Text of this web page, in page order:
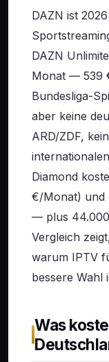
DAZN ist
DAZN
Monat — 539
Bundesliga-
aber keine
ARD/ZDF,
Diamond
€/Monat) und
— plus 44.000
Vergleich
warum IPTV
bessere Wahl
Was